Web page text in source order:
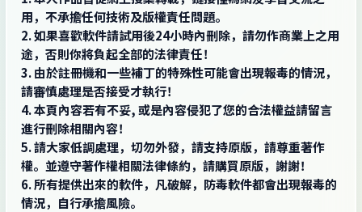
用，不承擔任何技術及版權責任問題。
2. 如果喜歡軟件請試用後24小時內刪除，請勿作商業上之用
途，否則你將負起全部的法律責任！
3. 由於註冊機和一些補丁的特殊性可能會出現報毒的情況，
請審慎處理是否接受才執行！
4. 本頁內容若有不妥, 或是內容侵犯了您的合法權益請留言
進行刪除相關內容！
5. 請大家低調處理，切勿外發，請支持原版，請尊重著作
權。並遵守著作權相關法律條約，請購買原版，謝謝！
6. 所有提供出來的軟件，凡破解，防毒軟件都會出現報毒的
情況，自行承擔風險。